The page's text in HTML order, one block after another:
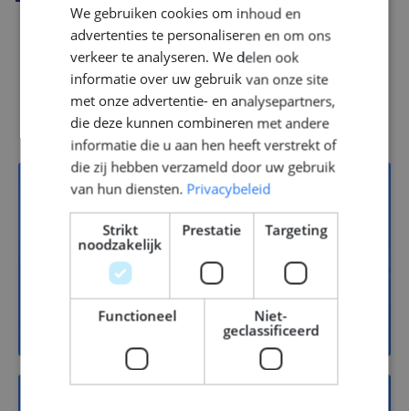
Vacatures
13
Jachtbouw
We gebruiken cookies om inhoud en
advertenties te personaliseren en om ons
verkeer te analyseren. We delen ook
informatie over uw gebruik van onze site
met onze advertentie- en analysepartners,
die deze kunnen combineren met andere
informatie die u aan hen heeft verstrekt of
die zij hebben verzameld door uw gebruik
van hun diensten. Privacybeleid
Strikt
noodzakelijk
Prestatie Targeting
Functioneel
Niet-
geclassificeerd